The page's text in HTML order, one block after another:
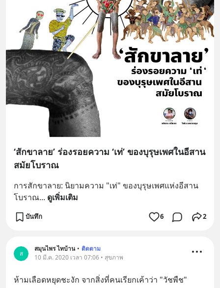
‘สักขาลาย’ ร่องรอยความ ‘เท่’ ของบุรุษเพศในอีสาน
สมัยโบราณ
การสักขาลาย: นิยามความ "เท่" ของบุรุษเพศแห่งอีสาน
โบราณ... ดูเพิ่มเติม
บันทึก 6 2
ส
สมุนไพร ไทบ้าน • ติดตาม
10 มี.ค. 2020 เวลา 07:06 • สุขภาพ
ห้ามเลือดหยุดชะงัก จากสิ่งที่คนเรียกเค้าว่า "วัชพืช"